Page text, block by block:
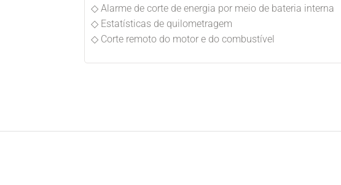
◇ Alarme de corte de energia por meio de bateria interna
◇ Estatísticas de quilometragem
◇ Corte remoto do motor e do combustível